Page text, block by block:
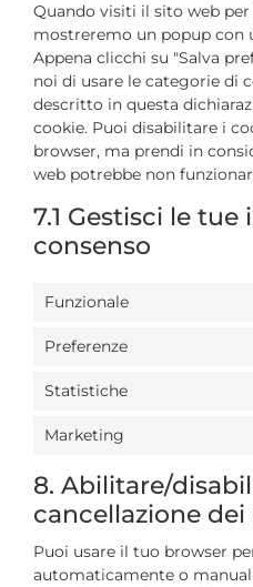
Quando visiti il sito web
mostreremo un popup con
Appena clicchi su "Salva
noi di usare le categorie di
descritto in questa
cookie. Puoi disabilitare i
browser, ma prendi in
web potrebbe non
7.1 Gestisci le
consenso
Funzionale
Preferenze
Statistiche
Marketing
8. Abilitare/
cancellazione
Puoi usare il tuo browser
automaticamente o